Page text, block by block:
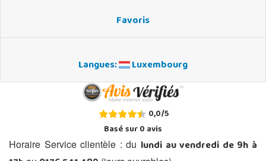
Favoris
Langues: Luxembourg
0,0/5
Basé sur0avis
Horaire Service clientèle : du lundi au vendredi de 9h à